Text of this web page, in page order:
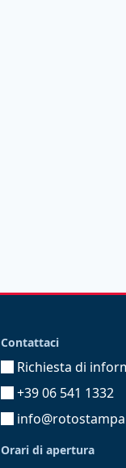
Contattaci
Richiesta di
+39 06 541 1332
Orari di apertura